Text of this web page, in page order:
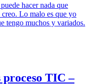
hacer nada que
Lo malo es que yo
tengo muchos y variados.
proceso TIC –